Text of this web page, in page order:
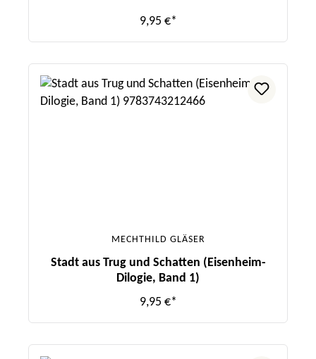
9,95 €*
MECHTHILD GLÄSER
Stadt aus Trug und Schatten (Eisenheim-
Dilogie, Band 1)
9,95 €*